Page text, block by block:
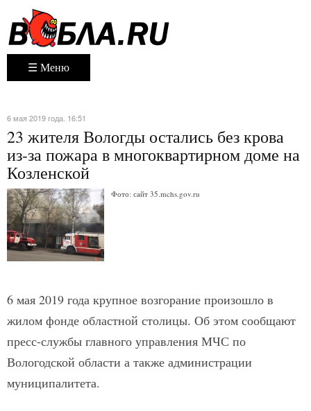
☰ Меню
6 мая 2019 года. 16:51
23 жителя Вологды остались без крова
из-за пожара в многоквартирном доме на
Козленской
Фото: сайт 35.mchs.gov.ru
6 мая 2019 года крупное возгорание произошло в
жилом фонде областной столицы. Об этом сообщают
пресс-службы главного управления МЧС по
Вологодской области а также администрации
муниципалитета.